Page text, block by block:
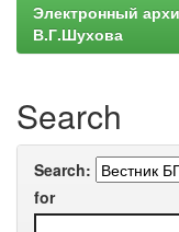
Электронный
В.Г.Шухова
Search
Search:
for